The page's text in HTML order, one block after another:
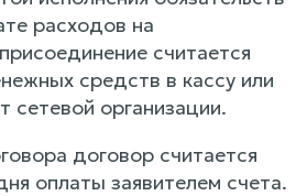
расходов на
считается
средств в кассу или
сетевой организации.
договор считается
оплаты заявителем счета.